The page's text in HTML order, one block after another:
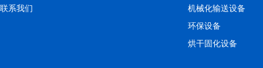
联系我们
机械化输送设备
环保设备
烘干固化设备